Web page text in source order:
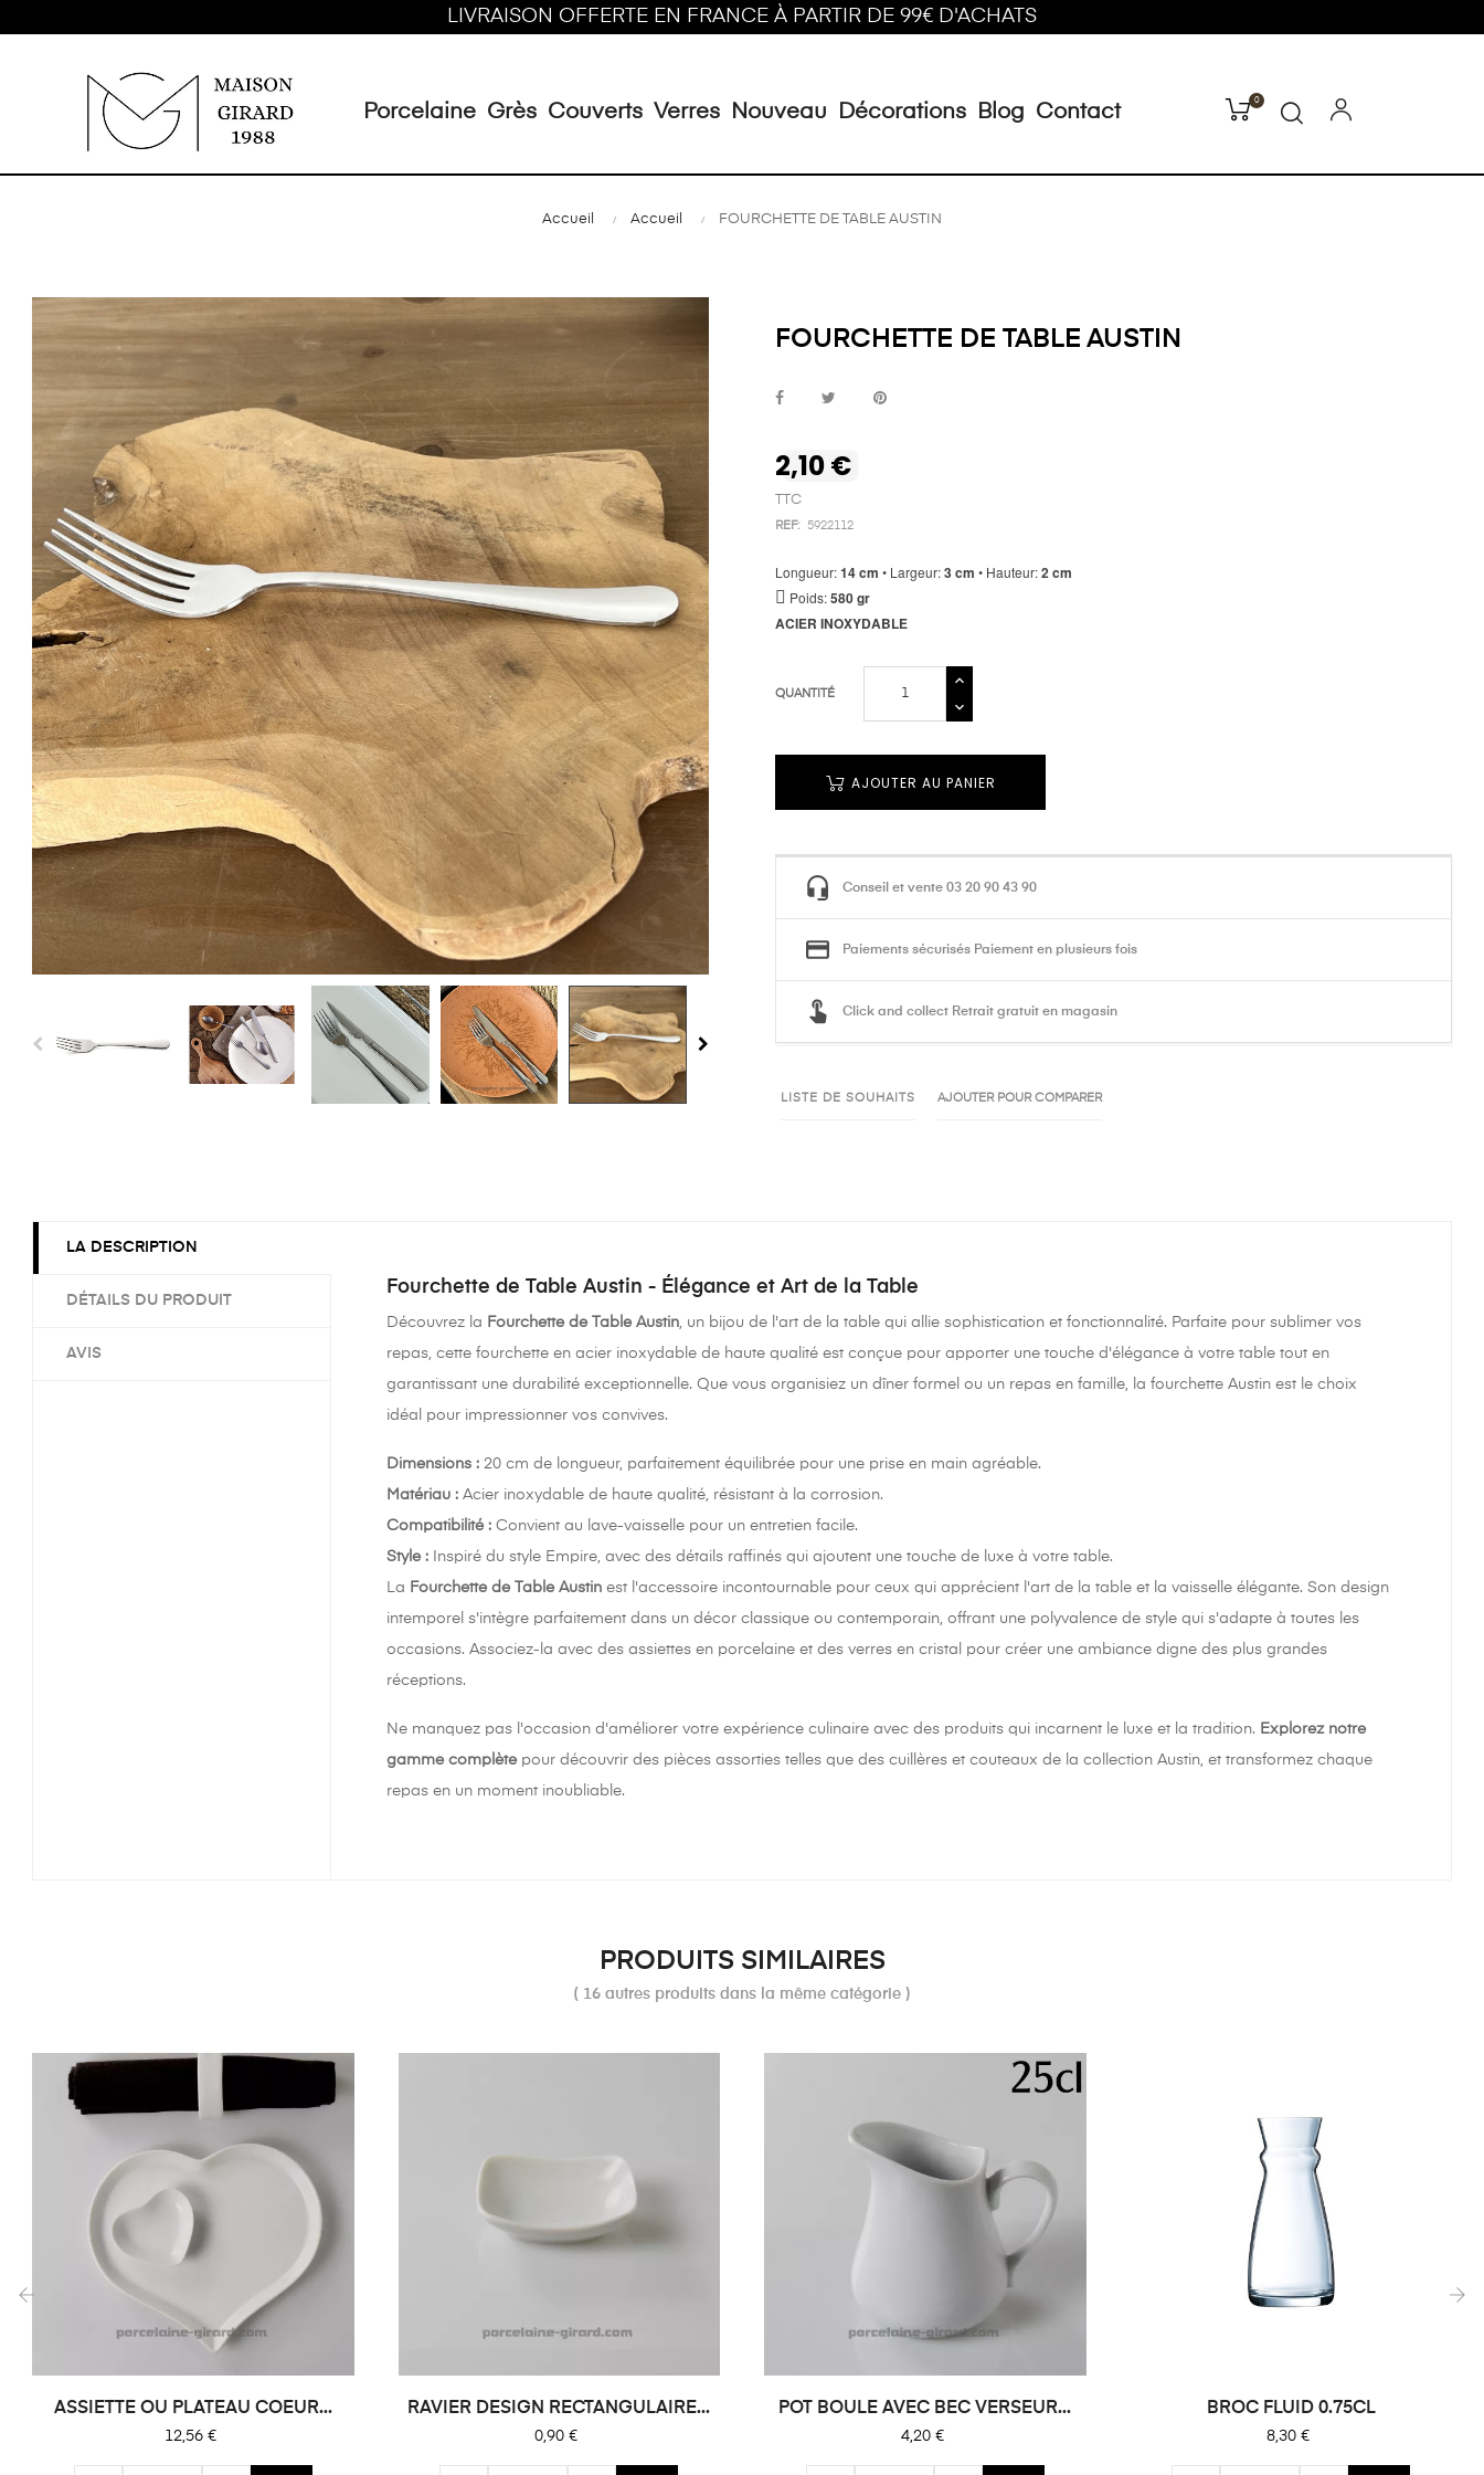
LIVRAISON OFFERTE EN FRANCE À PARTIR DE 99€ D'ACHATS
Porcelaine Grès Couverts Verres Nouveau Décorations Blog Contact
0
Accueil Accueil FOURCHETTE DE TABLE AUSTIN
FOURCHETTE DE TABLE AUSTIN
2,10 €
TTC
REF: 5922112
Longueur:14 cm • Largeur:3 cm • Hauteur:2 cm
Poids:580 gr
ACIER INOXYDABLE
QUANTITÉ
AJOUTER AU PANIER
Conseil et vente 03 20 90 43 90
Paiements sécurisés Paiement en plusieurs fois
Click and collect Retrait gratuit en magasin
LISTE DE SOUHAITS AJOUTER POUR COMPARER
LA DESCRIPTION
DÉTAILS DU PRODUIT
AVIS
Fourchette de Table Austin - Élégance et Art de la Table
Découvrez la Fourchette de Table Austin, un bijou de l'art de la table qui allie sophistication et fonctionnalité. Parfaite pour sublimer vos
repas, cette fourchette en acier inoxydable de haute qualité est conçue pour apporter une touche d'élégance à votre table tout en
garantissant une durabilité exceptionnelle. Que vous organisiez un dîner formel ou un repas en famille, la fourchette Austin est le choix
idéal pour impressionner vos convives.
Dimensions : 20 cm de longueur, parfaitement équilibrée pour une prise en main agréable.
Matériau : Acier inoxydable de haute qualité, résistant à la corrosion.
Compatibilité : Convient au lave-vaisselle pour un entretien facile.
Style : Inspiré du style Empire, avec des détails raffinés qui ajoutent une touche de luxe à votre table.
La Fourchette de Table Austin est l'accessoire incontournable pour ceux qui apprécient l'art de la table et la vaisselle élégante. Son design
intemporel s'intègre parfaitement dans un décor classique ou contemporain, offrant une polyvalence de style qui s'adapte à toutes les
occasions. Associez-la avec des assiettes en porcelaine et des verres en cristal pour créer une ambiance digne des plus grandes
réceptions.
Ne manquez pas l'occasion d'améliorer votre expérience culinaire avec des produits qui incarnent le luxe et la tradition. Explorez notre
gamme complètepour découvrir des pièces assorties telles que des cuillères et couteaux de la collection Austin, et transformez chaque
repas en un moment inoubliable.
PRODUITS SIMILAIRES
( 16 autres produits dans la même catégorie )
ASSIETTE OU PLATEAU COEUR...
Prix
12,56 €
RAVIER DESIGN RECTANGULAIRE...
Prix
0,90 €
POT BOULE AVEC BEC VERSEUR...
Prix
4,20 €
BROC FLUID 0.75CL
Prix
8,30 €